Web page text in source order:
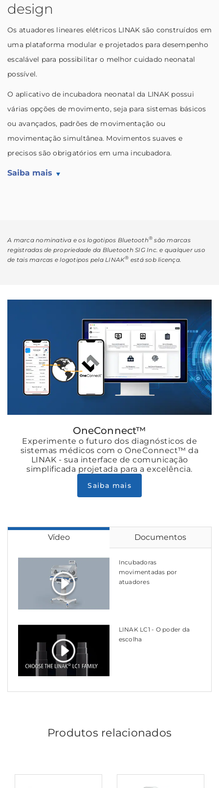
design
Os atuadores lineares elétricos LINAK são construídos em
uma plataforma modular e projetados para desempenho
escalável para possibilitar o melhor cuidado neonatal
possível.
O aplicativo de incubadora neonatal da LINAK possui
várias opções de movimento, seja para sistemas básicos
ou avançados, padrões de movimentação ou
movimentação simultânea. Movimentos suaves e
precisos são obrigatórios em uma incubadora.
Saiba mais
A marca nominativa e os logotipos Bluetooth® são marcas
registradas de propriedade da Bluetooth SIG Inc. e qualquer uso
de tais marcas e logotipos pela LINAK® está sob licença.
OneConnect™
Experimente o futuro dos diagnósticos de
sistemas médicos com o OneConnect™ da
LINAK - sua interface de comunicação
simplificada projetada para a excelência.
Saiba mais
Vídeo Documentos
Incubadoras
movimentadas por
atuadores
LINAK LC1 - O poder da
escolha
Produtos relacionados